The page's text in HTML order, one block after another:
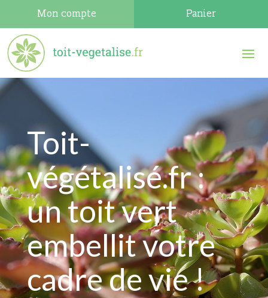
Mon compte Panier
Toit-
végétalisé.fr :
un toit vert
embellit votre
cadre de vie !